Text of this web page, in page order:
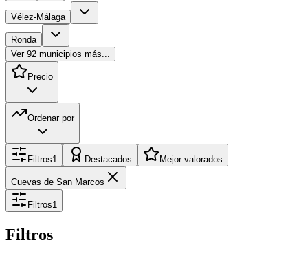
Vélez-Málaga
Ronda
Ver 92 municipios más...
Precio
Ordenar por
Filtros1 Destacados Mejor valorados
Cuevas de San Marcos
Filtros1
Filtros